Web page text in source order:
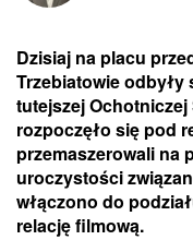
Dzisiaj na placu
Trzebiatowie
tutejszej
rozpoczęło się pod
przemaszerowali na
uroczystości
włączono do
relację filmową.